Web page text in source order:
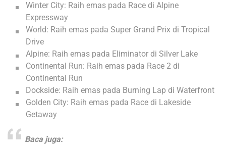
Winter City: Raih emas pada Race di Alpine
Expressway
World: Raih emas pada Super Grand Prix di Tropical
Drive
Alpine: Raih emas pada Eliminator di Silver Lake
Continental Run: Raih emas pada Race 2 di
Continental Run
Dockside: Raih emas pada Burning Lap di Waterfront
Golden City: Raih emas pada Race di Lakeside
Getaway
Baca juga: